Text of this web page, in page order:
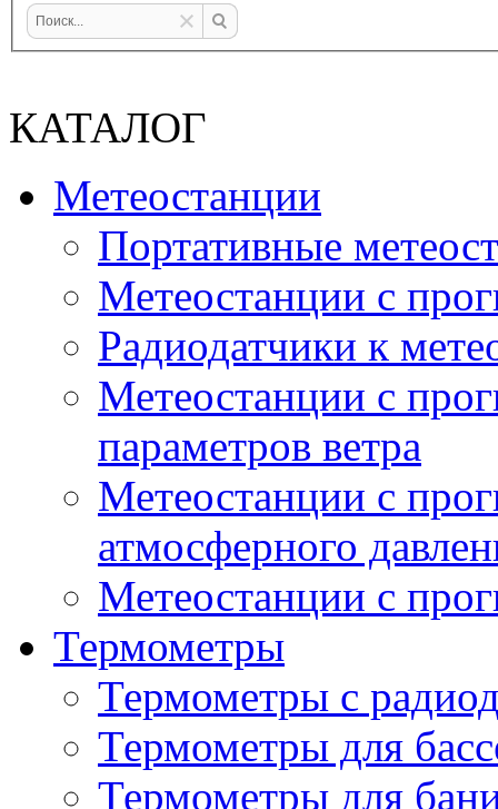
КАТАЛОГ
Метеостанции
Портативные
Метеостанции с
Радиодатчики к
Метеостанции с
параметров ветра
Метеостанции с
атмосферного
Метеостанции с
Термометры
Термометры с
Термометры для
Термометры для